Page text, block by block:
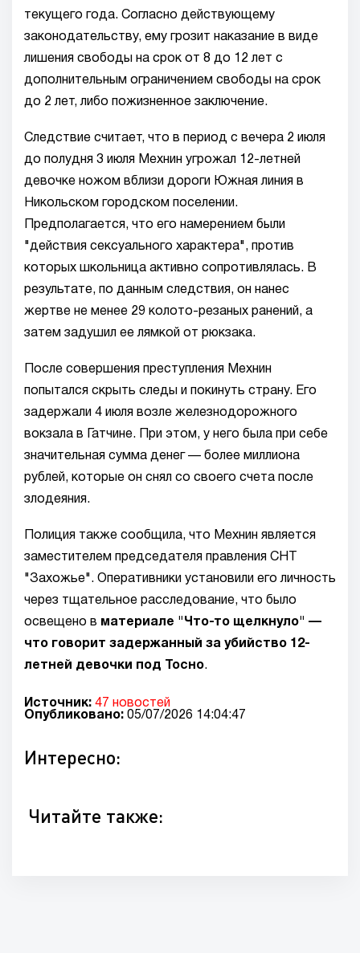
текущего года. Согласно действующему
законодательству, ему грозит наказание в виде
лишения свободы на срок от 8 до 12 лет с
дополнительным ограничением свободы на срок
до 2 лет, либо пожизненное заключение.
Следствие считает, что в период с вечера 2 июля
до полудня 3 июля Мехнин угрожал 12-летней
девочке ножом вблизи дороги Южная линия в
Никольском городском поселении.
Предполагается, что его намерением были
"действия сексуального характера", против
которых школьница активно сопротивлялась. В
результате, по данным следствия, он нанес
жертве не менее 29 колото-резаных ранений, а
затем задушил ее лямкой от рюкзака.
После совершения преступления Мехнин
попытался скрыть следы и покинуть страну. Его
задержали 4 июля возле железнодорожного
вокзала в Гатчине. При этом, у него была при себе
значительная сумма денег — более миллиона
рублей, которые он снял со своего счета после
злодеяния.
Полиция также сообщила, что Мехнин является
заместителем председателя правления СНТ
"Захожье". Оперативники установили его личность
через тщательное расследование, что было
освещено в материале "Что-то щелкнуло" —
что говорит задержанный за убийство 12-
летней девочки под Тосно.
Источник: 47 новостей
Опубликовано: 05/07/2026 14:04:47
Интересно:
Читайте также: